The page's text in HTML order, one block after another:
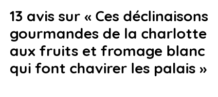
18 mai 2026
13 avis sur « Ces déclinaisons
gourmandes de la charlotte
aux fruits et fromage blanc
qui font chavirer les palais »